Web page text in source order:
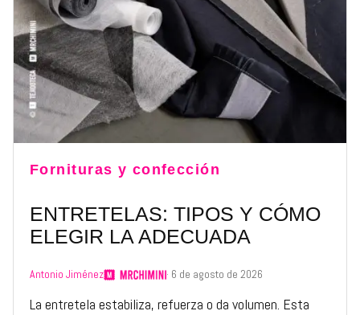
Fornituras y confección
ENTRETELAS: TIPOS Y CÓMO
ELEGIR LA ADECUADA
Antonio Jiménez · 6 de agosto de 2026
La entretela estabiliza, refuerza o da volumen. Esta